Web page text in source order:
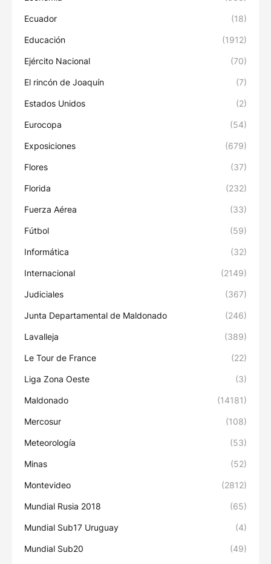
Ecuador (18)
Educación (1912)
Ejército Nacional (70)
El rincón de Joaquín (7)
Estados Unidos (2)
Eurocopa (54)
Exposiciones (679)
Flores (37)
Florida (232)
Fuerza Aérea (33)
Fútbol (59)
Informática (32)
Internacional (2149)
Judiciales (367)
Junta Departamental de Maldonado (246)
Lavalleja (389)
Le Tour de France (22)
Liga Zona Oeste (3)
Maldonado (14181)
Mercosur (108)
Meteorología (53)
Minas (52)
Montevideo (2812)
Mundial Rusia 2018 (65)
Mundial Sub17 Uruguay (4)
Mundial Sub20 (49)